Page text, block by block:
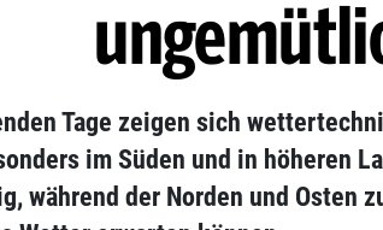
Tage zeigen sich
im Süden und in höheren
während der Norden und Osten